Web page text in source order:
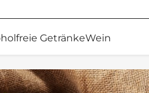
GetränkeWein